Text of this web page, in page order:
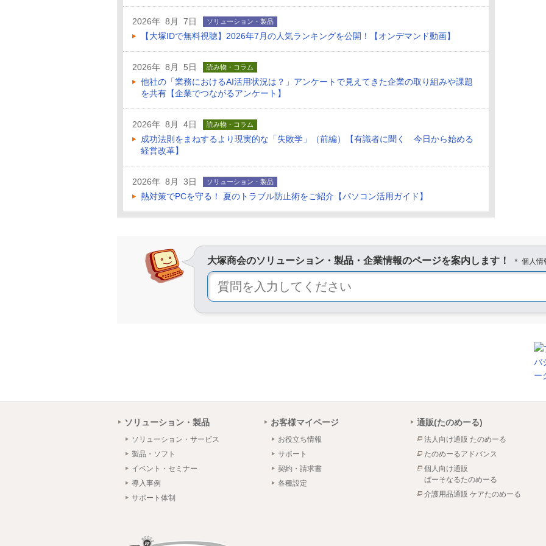
2026年 8月 7日 ソリューション・製品
【大塚IDで無料視聴】2026年7月の人気ランキングを公開！【オンデマンド動画】
2026年 8月 5日 読み物・コラム
他社の「業務におけるAI活用状況は？」アンケートで見えてきた企業の取り組みや課題
を共有【企業でつながるアンケート】
2026年 8月 4日 読み物・コラム
成功法則をまねするより現実的な「失敗学」（前編）【有識者に聞く 今日から始める
経営改革】
2026年 8月 3日 ソリューション・製品
熱対策でPCを守る！ 夏のトラブル防止術をご紹介【パソコン活用ガイド】
大塚商会のソリューション・製品・企業情報のページを案内します！ ＊ 個人
ソリューション・製品
ソリューション・サービス
製品・ソフト
イベント・セミナー
導入事例
サポート体制
お客様マイページ
お役立ち情報
サポート
契約・請求書
各種設定
通販(たのめーる)
法人向け通販 たのめーる
たのめーるアドバンス
個人向け通販
ぱーそなるたのめーる
介護用品通販 ケアたのめーる